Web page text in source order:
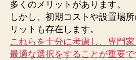
多くのメリットがあります。
しかし、初期コストや設置場
リットも存在します。
これらを十分に考慮し、専門家
最適な選択をすることが重要で